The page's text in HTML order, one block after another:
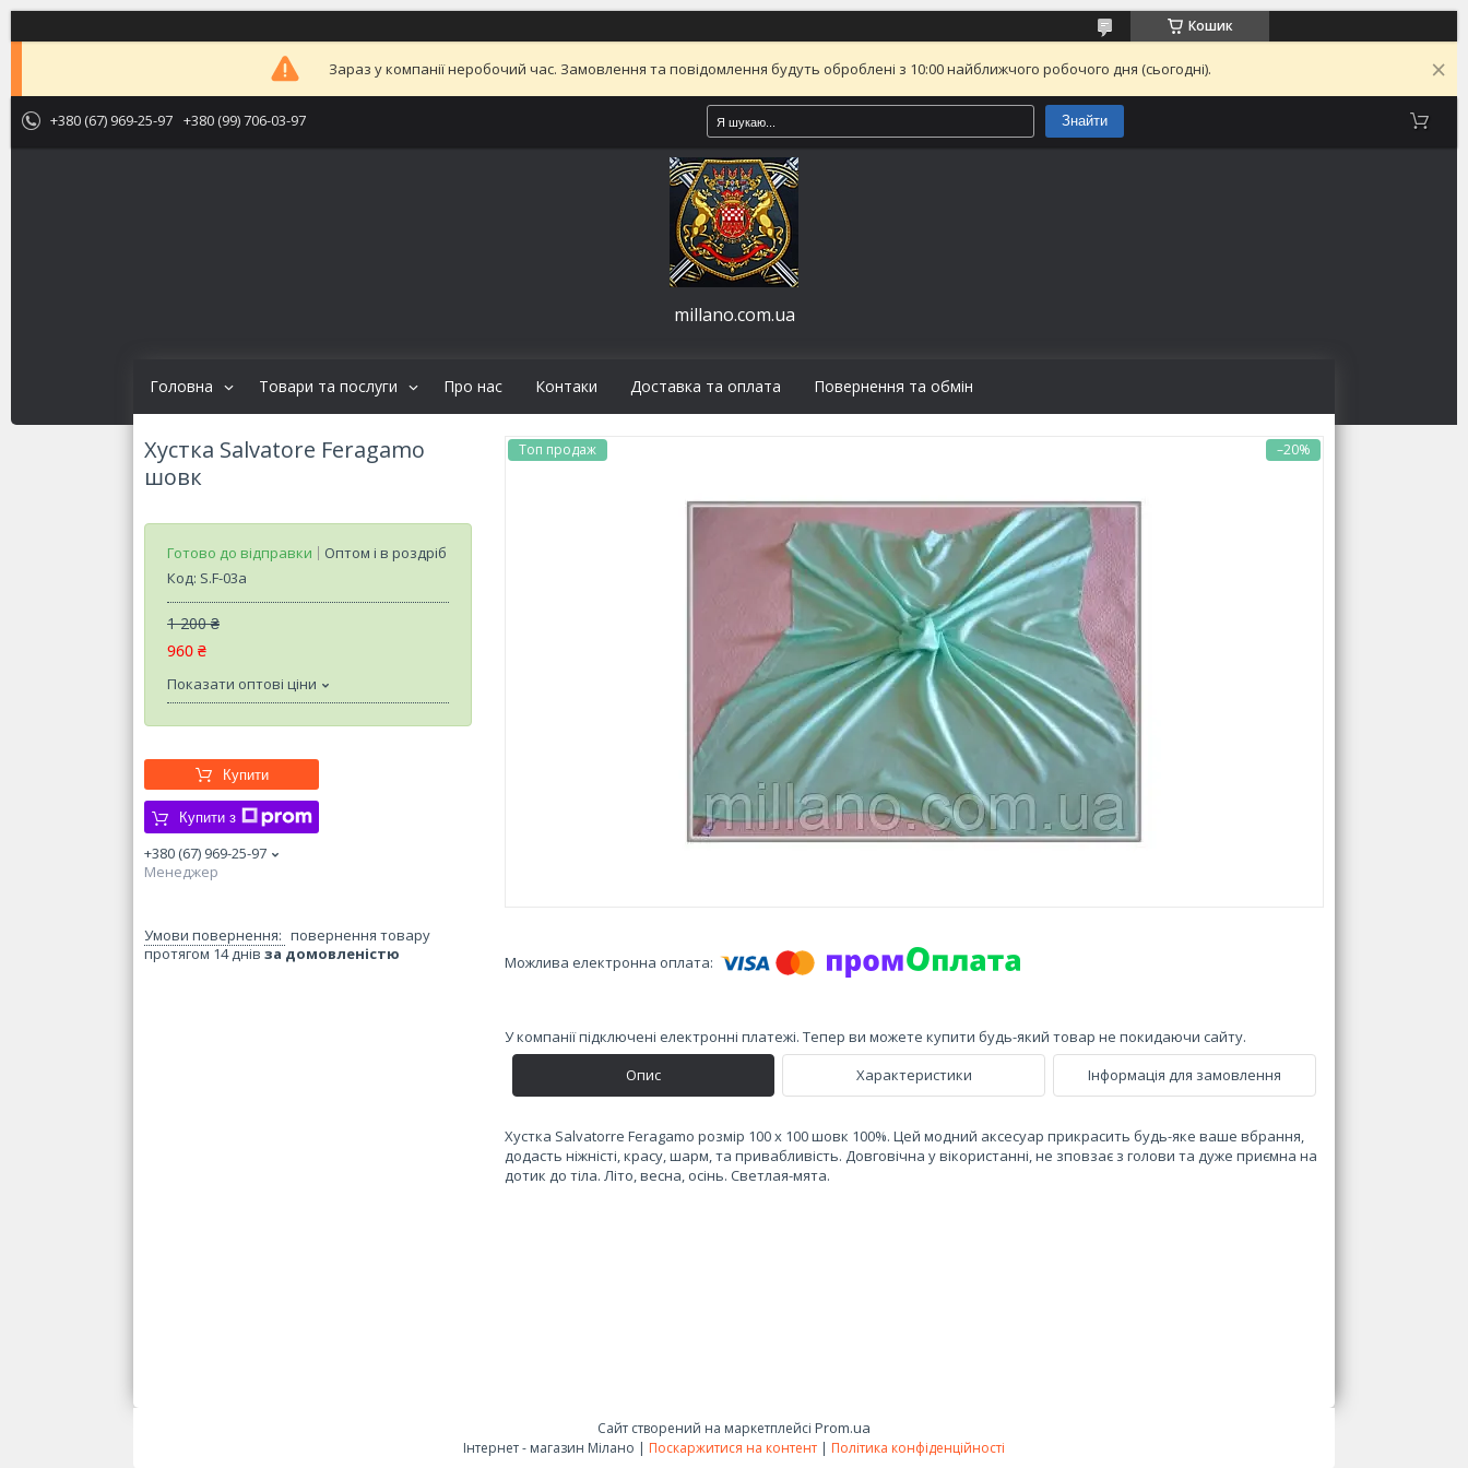
Кошик
Зараз у компанії неробочий час. Замовлення та повідомлення будуть оброблені з 10:00 найближчого робочого дня (сьогодні).
+380 (67) 969-25-97 +380 (99) 706-03-97 Знайти
millano.com.ua
Головна Товари та послуги Про нас Контаки Доставка та оплата Повернення та обмін
Хустка Salvatore Feragamo
шовк
Готово до відправки
Оптом і в роздріб
Код: S.F-03a
1 200 ₴
960 ₴
Показати оптові ціни
Купити
Купити з
+380 (67) 969-25-97
Менеджер
повернення товару
протягом 14 днів за домовленістю
Топ продаж –20%
У компанії підключені електронні платежі. Тепер ви можете купити будь-який товар не покидаючи сайту.
Опис
Характеристики Інформація для замовлення
Хустка Salvatorre Feragamo розмір 100 х 100 шовк 100%. Цей модний аксесуар прикрасить будь-яке ваше вбрання,
додасть ніжністі, красу, шарм, та привабливість. Довговічна у вікористанні, не зповзає з голови та дуже приємна на
дотик до тіла. Літо, весна, осінь. Светлая-мята.
Сайт створений на маркетплейсі Prom.ua
Інтернет - магазин Мілано | Поскаржитися на контент | Політика конфіденційності